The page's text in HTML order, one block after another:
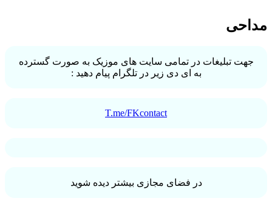
مداحی
جهت تبلیغات در تمامی سایت های موزیک به صورت گسترده
به ای دی زیر در تلگرام پیام دهید :
T.me/FKcontact
در فضای مجازی بیشتر دیده شوید